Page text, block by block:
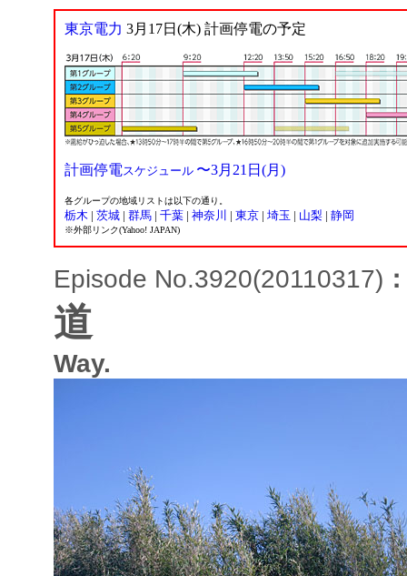
東京電力 3月17日(木) 計画停電の予定
計画停電スケジュール 〜3月21日(月)
各グループの地域リストは以下の通り。
栃木 | 茨城| 群馬| 千葉| 神奈川 | 東京| 埼玉 | 山梨| 静岡
※外部リンク(Yahoo! JAPAN)
Episode No.3920(20110317)
道
Way.